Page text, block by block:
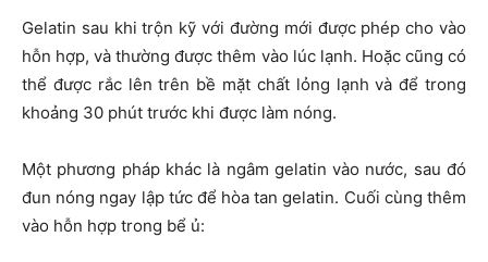
Gelatin sau khi trộn kỹ với đường mới được phép cho vào
hỗn hợp, và thường được thêm vào lúc lạnh. Hoặc cũng có
thể được rắc lên trên bề mặt chất lỏng lạnh và để trong
khoảng 30 phút trước khi được làm nóng.
Một phương pháp khác là ngâm gelatin vào nước, sau đó
đun nóng ngay lập tức để hòa tan gelatin. Cuối cùng thêm
vào hỗn hợp trong bể ủ: